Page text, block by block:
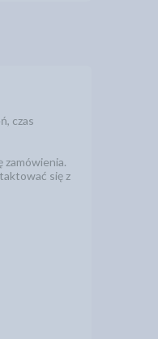
czas
zamówienia.
się z